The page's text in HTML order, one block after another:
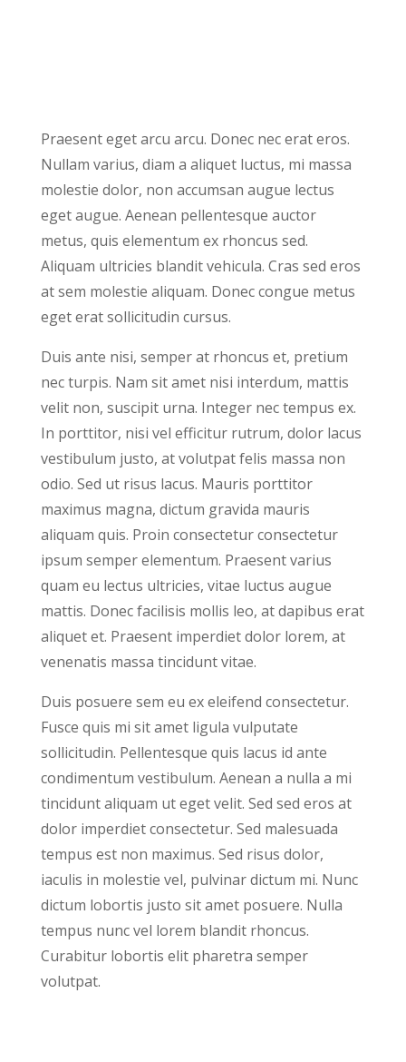
Praesent eget arcu arcu. Donec nec erat eros.
Nullam varius, diam a aliquet luctus, mi massa
molestie dolor, non accumsan augue lectus
eget augue. Aenean pellentesque auctor
metus, quis elementum ex rhoncus sed.
Aliquam ultricies blandit vehicula. Cras sed eros
at sem molestie aliquam. Donec congue metus
eget erat sollicitudin cursus.
Duis ante nisi, semper at rhoncus et, pretium
nec turpis. Nam sit amet nisi interdum, mattis
velit non, suscipit urna. Integer nec tempus ex.
In porttitor, nisi vel efficitur rutrum, dolor lacus
vestibulum justo, at volutpat felis massa non
odio. Sed ut risus lacus. Mauris porttitor
maximus magna, dictum gravida mauris
aliquam quis. Proin consectetur consectetur
ipsum semper elementum. Praesent varius
quam eu lectus ultricies, vitae luctus augue
mattis. Donec facilisis mollis leo, at dapibus erat
aliquet et. Praesent imperdiet dolor lorem, at
venenatis massa tincidunt vitae.
Duis posuere sem eu ex eleifend consectetur.
Fusce quis mi sit amet ligula vulputate
sollicitudin. Pellentesque quis lacus id ante
condimentum vestibulum. Aenean a nulla a mi
tincidunt aliquam ut eget velit. Sed sed eros at
dolor imperdiet consectetur. Sed malesuada
tempus est non maximus. Sed risus dolor,
iaculis in molestie vel, pulvinar dictum mi. Nunc
dictum lobortis justo sit amet posuere. Nulla
tempus nunc vel lorem blandit rhoncus.
Curabitur lobortis elit pharetra semper
volutpat.